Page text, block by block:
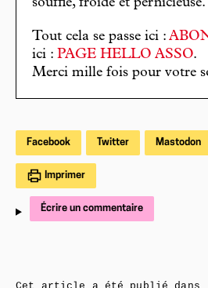
souffle, froide et pernicieuse.
Tout cela se passe ici :
ici : PAGE HELLO ASSO.
Merci mille fois pour votre
Facebook Twitter Mastodon
Imprimer
Écrire un commentaire